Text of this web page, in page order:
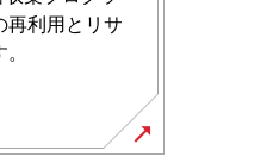
再利用とリサ